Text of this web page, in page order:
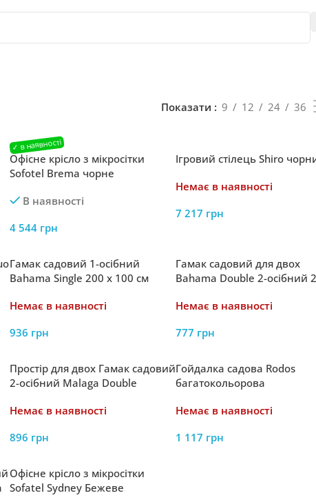
Показати 9 12 24 36
Офісне крісло з мікросітки
Sofotel Brema чорне
В наявності
4 544 грн
Ігровий стілець Shiro
Немає в наявності
7 217 грн
Гамак садовий 1-осібний
Bahama Single 200 x 100 см
Немає в наявності
936 грн
Гамак садовий для двох
Bahama Double 2-осібний
Немає в наявності
777 грн
Простір для двох Гамак садовий
2-осібний Malaga Double
Немає в наявності
896 грн
Гойдалка садова Rodos
багатокольорова
Немає в наявності
1 117 грн
Офісне крісло з мікросітки
Sofatel Sydney Бежеве